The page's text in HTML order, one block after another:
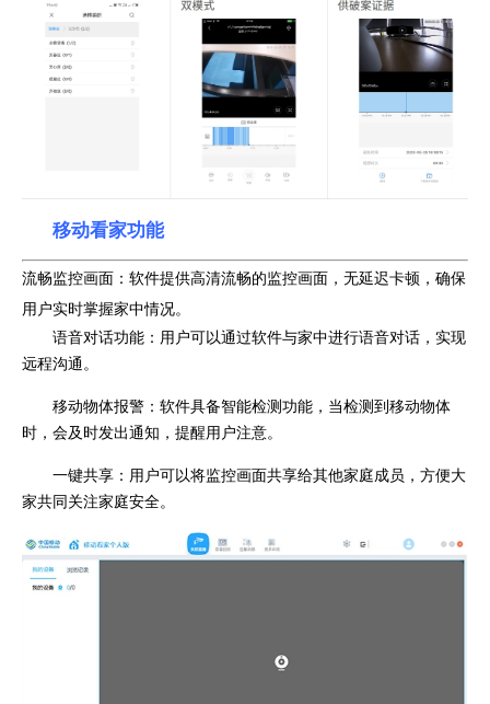
移动看家功能
流畅监控画面：软件提供高清流畅的监控画面，无延迟卡顿，确保
用户实时掌握家中情况。
语音对话功能：用户可以通过软件与家中进行语音对话，实现
远程沟通。
移动物体报警：软件具备智能检测功能，当检测到移动物体
时，会及时发出通知，提醒用户注意。
一键共享：用户可以将监控画面共享给其他家庭成员，方便大
家共同关注家庭安全。